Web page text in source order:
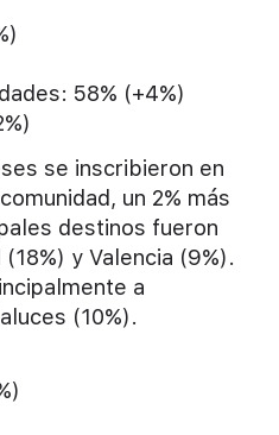
58% (+4%)
se inscribieron en
un 2% más
destinos fueron
y Valencia (9%).
a
(10%).